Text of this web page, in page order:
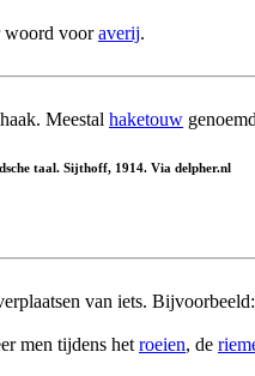
woord vooraverij.
Meestal haketouw
taal. Sijthoff, 1914. Via delpher.nl
van iets.
men tijdens het roeien, de